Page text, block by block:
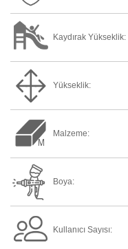
Kaydırak Yükseklik:
Yükseklik:
Malzeme:
Boya:
Kullanıcı Sayısı: